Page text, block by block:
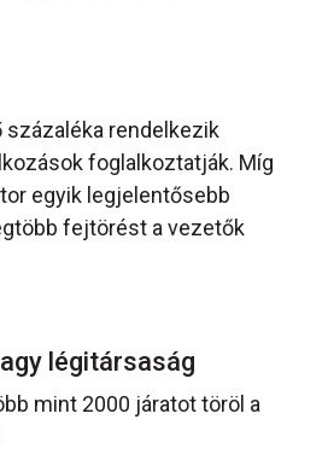
százaléka rendelkezik
foglalkoztatják. Míg
egyik legjelentősebb
fejtörést a vezetők
légitársaság
mint 2000 járatot töröl a